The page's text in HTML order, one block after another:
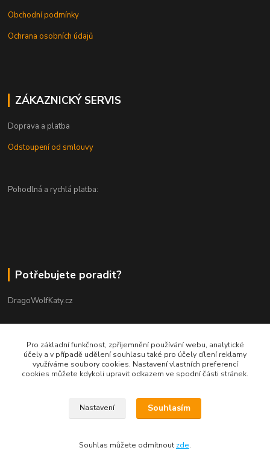
Obchodní podmínky
Ochrana osobních údajů
ZÁKAZNICKÝ SERVIS
Doprava a platba
Odstoupení od smlouvy
Pohodlná a rychlá platba:
Potřebujete poradit?
DragoWolfKaty.cz
DragoWolfKaty@seznam.cz
©2015-2023 DRAGOWOLFKATY l Design DWK s.r.o. l autorská grafika
Pro základní funkčnost, zpříjemnění používání webu, analytické
účely a v případě udělení souhlasu také pro účely cílení reklamy
využíváme soubory cookies. Nastavení vlastních preferencí
cookies můžete kdykoli upravit odkazem ve spodní části stránek.
Nastavení Souhlasím
Souhlas můžete odmítnout zde.